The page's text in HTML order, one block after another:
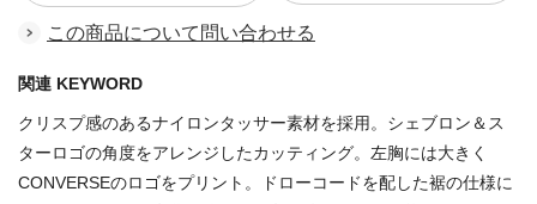
この商品について問い合わせる
関連 KEYWORD
クリスプ感のあるナイロンタッサー素材を採用。シェブロン＆ス
ターロゴの角度をアレンジしたカッティング。左胸には大きく
CONVERSEのロゴをプリント。ドローコードを配した裾の仕様に